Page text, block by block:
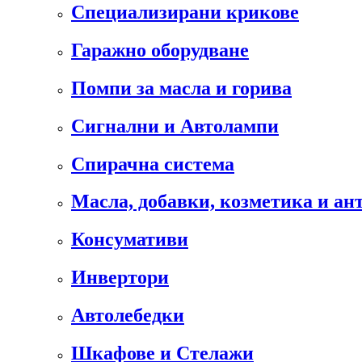
Специализирани крикове
Гаражно оборудване
Помпи за масла и горива
Сигнални и Автолампи
Спирачна система
Масла, добавки, козметика и
Консумативи
Инвертори
Автолебедки
Шкафове и Стелажи